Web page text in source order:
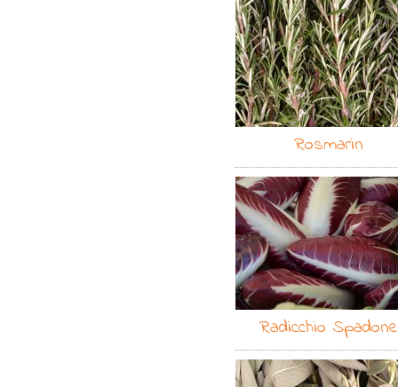
Rosmarin
Radicchio Spadone